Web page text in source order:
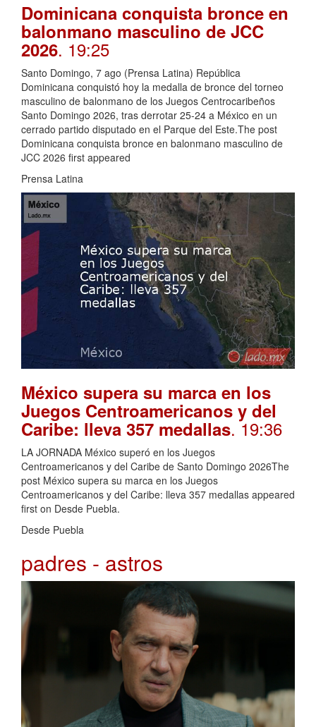
Dominicana conquista bronce en
balonmano masculino de JCC
2026. 19:25
Santo Domingo, 7 ago (Prensa Latina) República
Dominicana conquistó hoy la medalla de bronce del torneo
masculino de balonmano de los Juegos Centrocaribeños
Santo Domingo 2026, tras derrotar 25-24 a México en un
cerrado partido disputado en el Parque del Este.The post
Dominicana conquista bronce en balonmano masculino de
JCC 2026 first appeared
Prensa Latina
México supera su marca en los
Juegos Centroamericanos y del
Caribe: lleva 357 medallas. 19:36
LA JORNADA México superó en los Juegos
Centroamericanos y del Caribe de Santo Domingo 2026The
post México supera su marca en los Juegos
Centroamericanos y del Caribe: lleva 357 medallas appeared
first on Desde Puebla.
Desde Puebla
padres - astros